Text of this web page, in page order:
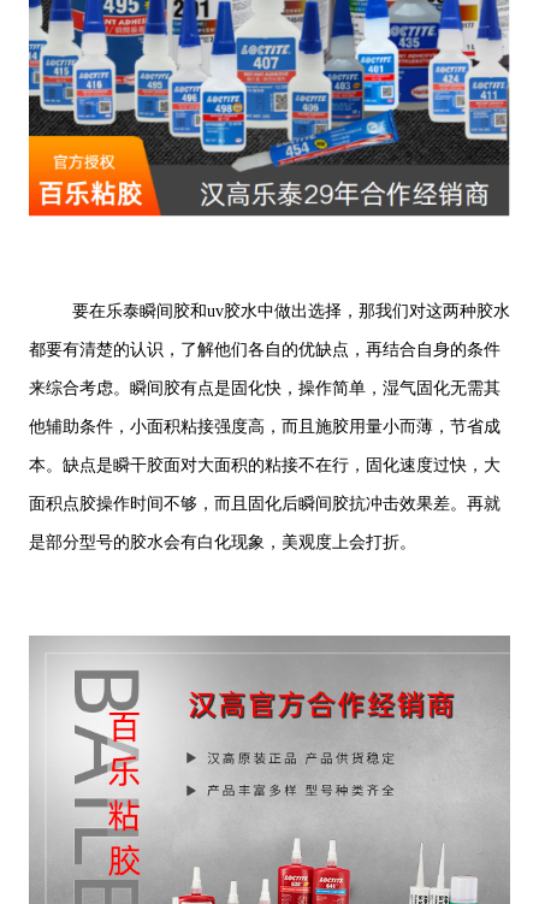
要在乐泰瞬间胶和uv胶水中做出选择，那我们对这两种胶水
都要有清楚的认识，了解他们各自的优缺点，再结合自身的条件
来综合考虑。瞬间胶有点是固化快，操作简单，湿气固化无需其
他辅助条件，小面积粘接强度高，而且施胶用量小而薄，节省成
本。缺点是瞬干胶面对大面积的粘接不在行，固化速度过快，大
面积点胶操作时间不够，而且固化后瞬间胶抗冲击效果差。再就
是部分型号的胶水会有白化现象，美观度上会打折。